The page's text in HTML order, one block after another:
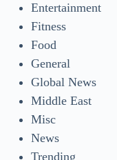
Entertainment
Fitness
Food
General
Global News
Middle East
Misc
News
Trending